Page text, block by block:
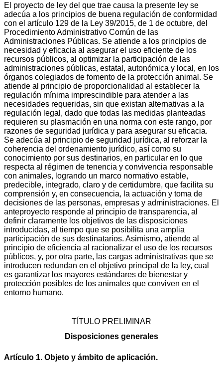
El proyecto de ley del que trae causa la presente ley se
adecúa a los principios de buena regulación de conformidad
con el artículo 129 de la Ley 39/2015, de 1 de octubre, del
Procedimiento Administrativo Común de las
Administraciones Públicas. Se atiende a los principios de
necesidad y eficacia al asegurar el uso eficiente de los
recursos públicos, al optimizar la participación de las
administraciones públicas, estatal, autonómica y local, en los
órganos colegiados de fomento de la protección animal. Se
atiende al principio de proporcionalidad al establecer la
regulación mínima imprescindible para atender a las
necesidades requeridas, sin que existan alternativas a la
regulación legal, dado que todas las medidas planteadas
requieren su plasmación en una norma con este rango, por
razones de seguridad jurídica y para asegurar su eficacia.
Se adecúa al principio de seguridad jurídica, al reforzar la
coherencia del ordenamiento jurídico, así como su
conocimiento por sus destinarios, en particular en lo que
respecta al régimen de tenencia y convivencia responsable
con animales, logrando un marco normativo estable,
predecible, integrado, claro y de certidumbre, que facilita su
comprensión y, en consecuencia, la actuación y toma de
decisiones de las personas, empresas y administraciones. El
anteproyecto responde al principio de transparencia, al
definir claramente los objetivos de las disposiciones
introducidas, al tiempo que se posibilita una amplia
participación de sus destinatarios. Asimismo, atiende al
principio de eficiencia al racionalizar el uso de los recursos
públicos, y, por otra parte, las cargas administrativas que se
introducen redundan en el objetivo principal de la ley, cual
es garantizar los mayores estándares de bienestar y
protección posibles de los animales que conviven en el
entorno humano.
TÍTULO PRELIMINAR
Disposiciones generales
Artículo 1. Objeto y ámbito de aplicación.